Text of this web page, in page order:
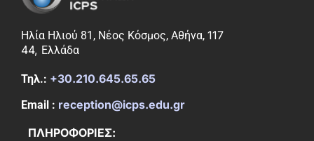
Ηλία Ηλιού 81, Νέος Κόσμος, Αθήνα, 117
44, Ελλάδα
Τηλ.: +30.210.645.65.65
Email : reception@icps.edu.gr
ΠΛΗΡΟΦΟΡΙΕΣ: